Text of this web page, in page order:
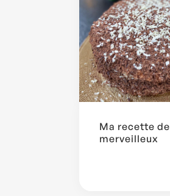
Ma recette de
merveilleux